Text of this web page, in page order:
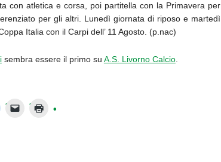
con atletica e corsa, poi partitella con la Primavera per
per gli altri. Lunedì giornata di riposo e martedì
Italia con il Carpi dell’ 11 Agosto. (p.nac)
sembra essere il primo su A.S. Livorno Calcio.